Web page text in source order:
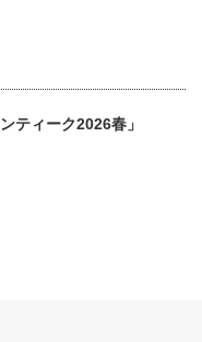
ティーク2026春」